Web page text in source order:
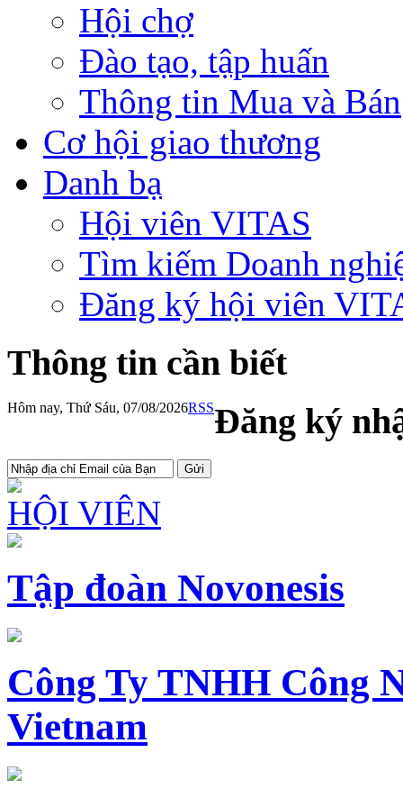
Hội chợ
Đào tạo, tập huấn
Thông tin Mua và Bán
Cơ hội giao thương
Danh bạ
Hội viên VITAS
Tìm kiếm Doanh
Đăng ký hội viên
Thông tin cần biết
Hôm nay, Thứ Sáu, 07/08/2026RSSĐăng ký
HỘI VIÊN
Tập đoàn Novonesis
Công Ty TNHH Công
Vietnam